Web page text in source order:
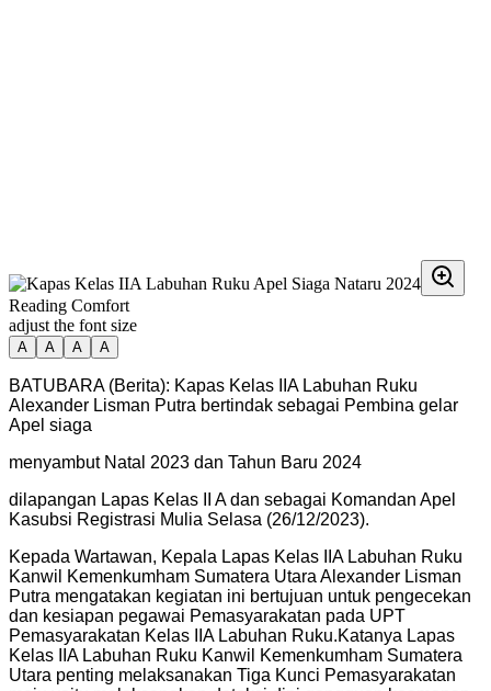
Reading Comfort
adjust the font size
A A A A
BATUBARA (Berita): Kapas Kelas IIA Labuhan Ruku
Alexander Lisman Putra bertindak sebagai Pembina gelar
Apel siaga
menyambut Natal 2023 dan Tahun Baru 2024
dilapangan Lapas Kelas II A dan sebagai Komandan Apel
Kasubsi Registrasi Mulia Selasa (26/12/2023).
Kepada Wartawan, Kepala Lapas Kelas IIA Labuhan Ruku
Kanwil Kemenkumham Sumatera Utara Alexander Lisman
Putra mengatakan kegiatan ini bertujuan untuk pengecekan
dan kesiapan pegawai Pemasyarakatan pada UPT
Pemasyarakatan Kelas IIA Labuhan Ruku.Katanya Lapas
Kelas IIA Labuhan Ruku Kanwil Kemenkumham Sumatera
Utara penting melaksanakan Tiga Kunci Pemasyarakatan